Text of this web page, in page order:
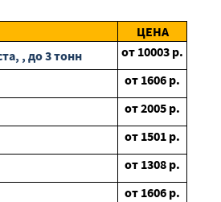
ЦЕНА
, до 3 тонн
от 10003 р.
от 1606 р.
от2005 р.
от 1501 р.
от 1308 р.
от 1606 р.